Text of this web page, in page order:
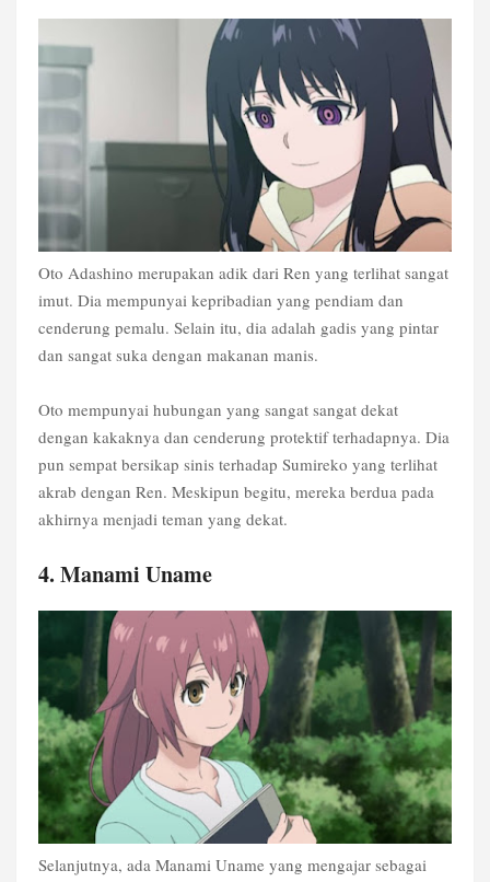
Oto Adashino merupakan adik dari Ren yang terlihat sangat
imut. Dia mempunyai kepribadian yang pendiam dan
cenderung pemalu. Selain itu, dia adalah gadis yang pintar
dan sangat suka dengan makanan manis.
Oto mempunyai hubungan yang sangat sangat dekat
dengan kakaknya dan cenderung protektif terhadapnya. Dia
pun sempat bersikap sinis terhadap Sumireko yang terlihat
akrab dengan Ren. Meskipun begitu, mereka berdua pada
akhirnya menjadi teman yang dekat.
4. Manami Uname
Selanjutnya, ada Manami Uname yang mengajar sebagai